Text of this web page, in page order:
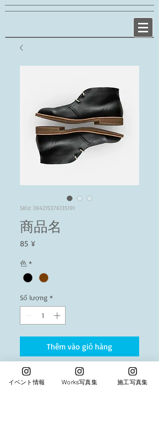
SKU: 364215376135191
商品名
85 ¥Giá
色 *
Số lượng *
Thêm vào giỏ hàng
商品の詳細を入力してください。あなたの商
品の特徴やおすすめのポイントをわかりやす
イベント情報 Works写真集 施工写真集